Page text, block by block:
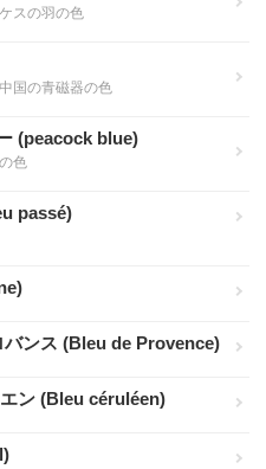
スの羽の色
国の青磁器の色
(peacock blue)
色
passé)
バンス (Bleu de Provence)
ン (Bleu céruléen)